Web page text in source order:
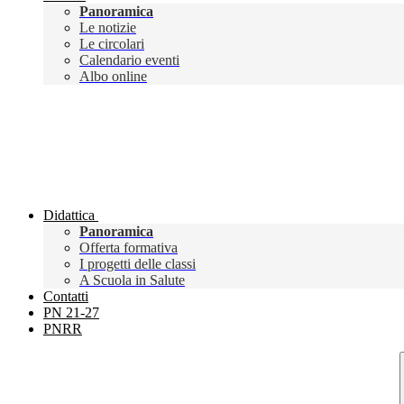
Panoramica
Le notizie
Le circolari
Calendario eventi
Albo online
Didattica
Panoramica
Offerta formativa
I progetti delle classi
A Scuola in Salute
Contatti
PN 21-27
PNRR